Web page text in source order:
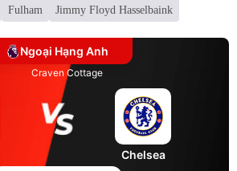
Fulham Jimmy Floyd Hasselbaink
Ngoại Hạng Anh
Craven Cottage
Chelsea